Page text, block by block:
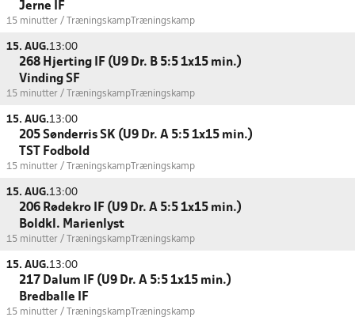
Jerne IF
15 minutter / Træningskamp Træningskamp
15. AUG.13:00
268 Hjerting IF (U9 Dr. B 5:5 1x15 min.)
Vinding SF
15 minutter / Træningskamp Træningskamp
15. AUG.13:00
205 Sønderris SK (U9 Dr. A 5:5 1x15 min.)
TST Fodbold
15 minutter / Træningskamp Træningskamp
15. AUG.13:00
206 Rødekro IF (U9 Dr. A 5:5 1x15 min.)
Boldkl. Marienlyst
15 minutter / Træningskamp Træningskamp
15. AUG.13:00
217 Dalum IF (U9 Dr. A 5:5 1x15 min.)
Bredballe IF
15 minutter / Træningskamp Træningskamp